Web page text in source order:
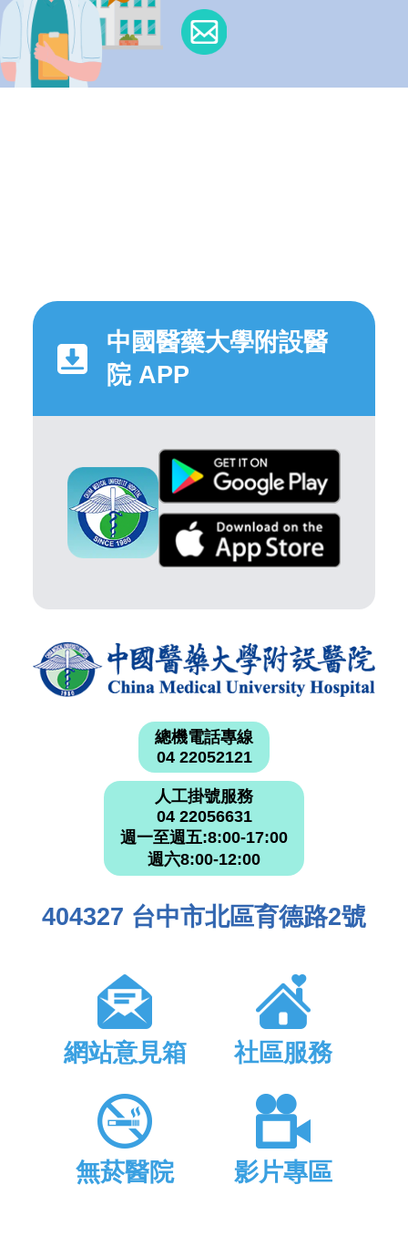
中國醫藥大學附設醫
院 APP
總機電話專線
04 22052121
人工掛號服務
04 22056631
週一至週五:8:00-17:00
週六8:00-12:00
404327 台中市北區育德路2號
網站意見箱 社區服務
無菸醫院 影片專區